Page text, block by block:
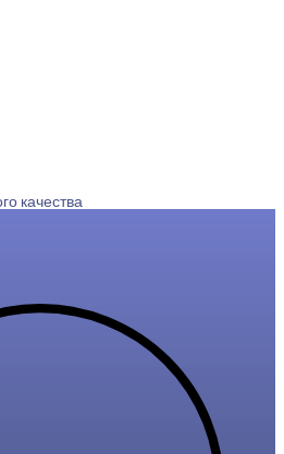
качества